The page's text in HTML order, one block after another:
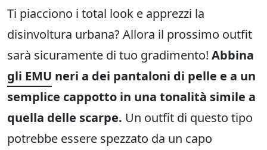
Ti piacciono i total look e apprezzi la
disinvoltura urbana? Allora il prossimo outfit
sarà sicuramente di tuo gradimento! Abbina
gli EMU neri a dei pantaloni di pelle e a un
semplice cappotto in una tonalità simile a
quella delle scarpe. Un outfit di questo tipo
potrebbe essere spezzato da un capo